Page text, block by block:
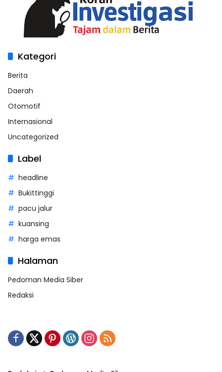
Kategori
Berita
Daerah
Otomotif
Internasional
Uncategorized
Label
headline
Bukittinggi
pacu jalur
kuansing
harga emas
Halaman
Pedoman Media Siber
Redaksi